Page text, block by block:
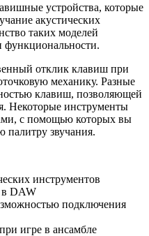
устройства, которые
акустических
таких моделей
функциональности.
отклик клавиш при
механику. Разные
клавиш, позволяющей
Некоторые инструменты
с помощью которых вы
палитру звучания.
инструментов
в DAW
подключения
игре в ансамбле